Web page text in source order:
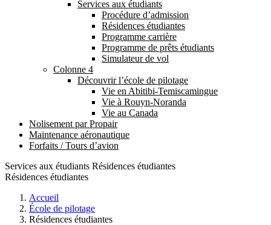
Services aux étudiants
Procédure d’admission
Résidences étudiantes
Programme carrière
Programme de prêts étudiants
Simulateur de vol
Colonne 4
Découvrir l’école de pilotage
Vie en Abitibi-Temiscamingue
Vie à Rouyn-Noranda
Vie au Canada
Nolisement par Propair
Maintenance aéronautique
Forfaits / Tours d’avion
Services aux étudiants Résidences étudiantes
Résidences étudiantes
Accueil
École de pilotage
Résidences étudiantes